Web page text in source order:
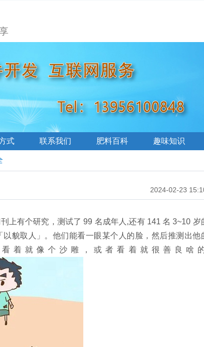
式 联系我们 肥料百科 趣味知识
2024-02-23
上有个研究，测试了 99 名成年人,还有 141 名 3~10 岁
貌取人」。他们能看一眼某个人的脸，然后推测出他
着就像个沙雕，或者看着就很善良啥的